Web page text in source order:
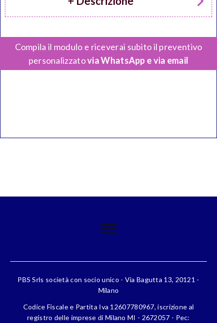
Compila il modulo e riceverai subito il preventivo
personalizzatovia WhatsApp e via email
PBS Srls società con socio unico - Via Bagutta 13, 20121 -
Milano
Codice Fiscale e Partita Iva 12607780967, iscrizione al
registro delle imprese di Milano MI - 2672057 - Pec: